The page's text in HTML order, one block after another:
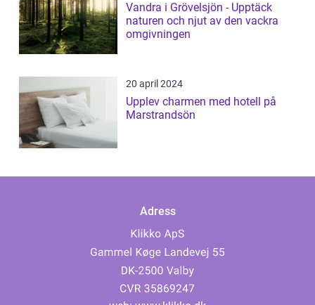
Vandra i Grövelsjön - Upptäck
naturen och njut av den vackra
omgivningen
20 april 2024
Upplev charmen med hotell på
Marstrandsön
Adress